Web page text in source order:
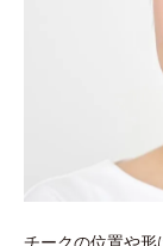
チークの位置や形